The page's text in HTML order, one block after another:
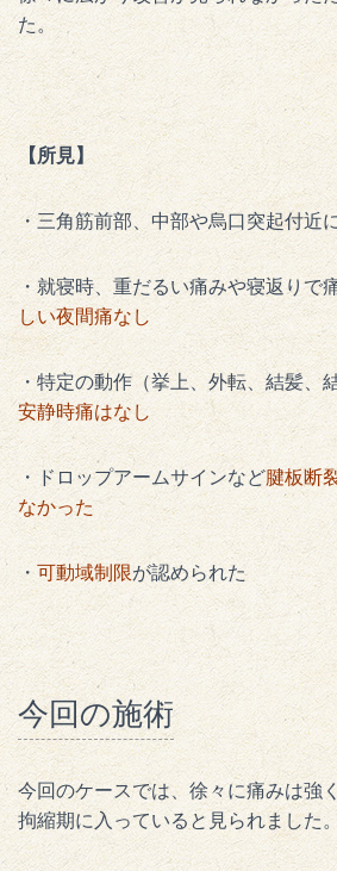
た。
【所見】
・三角筋前部、中部や烏口突起付近
・就寝時、重だるい痛みや寝返りで
しい夜間痛なし
・特定の動作（挙上、外転、結髪、
安静時痛はなし
・ドロップアームサインなど腱板断
なかった
・ 可動域制限が認められた
今回の施術
今回のケースでは、徐々に痛みは強
拘縮期に入っていると見られました